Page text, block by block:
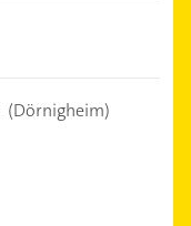
(Dörnigheim)